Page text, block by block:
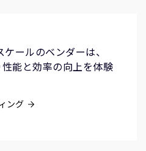
ールのベンダーは、
能と効率の向上を体験
ング